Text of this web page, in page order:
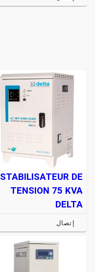
STABILISATEUR DE
TENSION 75 KVA
DELTA
إتصال